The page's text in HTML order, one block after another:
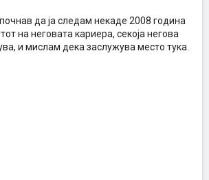
да ја следам некаде 2008 година
на неговата кариера, секоја негова
и мислам дека заслужува место тука.